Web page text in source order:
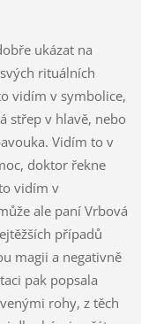
ukázat na
rituálních
vidím v symbolice,
střep v hlavě, nebo
Vidím to v
doktor řekne
vidím v
ale paní Vrbová
případů
magii a negativně
pak popsala
rohy, z těch